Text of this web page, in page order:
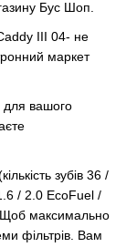
Бус Шоп.
III 04- не
маркет
для вашого
зубів 36 /
/ 2.0 EcoFuel /
максимально
фільтрів. Вам